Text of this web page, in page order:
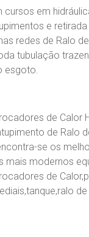
em
e
redes de Ralo
tubulação
esgoto.
de Calor
de Ralo
se os
mais modernos
de